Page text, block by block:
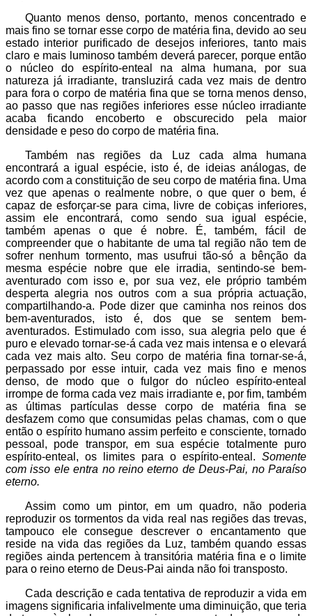
Quanto menos denso, portanto, menos concentrado e
mais fino se tornar esse corpo de matéria fina, devido ao seu
estado interior purificado de desejos inferiores, tanto mais
claro e mais luminoso também deverá parecer, porque então
o núcleo do espírito-enteal na alma humana, por sua
natureza já irradiante, transluzirá cada vez mais de dentro
para fora o corpo de matéria fina que se torna menos denso,
ao passo que nas regiões inferiores esse núcleo irradiante
acaba ficando encoberto e obscurecido pela maior
densidade e peso do corpo de matéria fina.
Também nas regiões da Luz cada alma humana
encontrará a igual espécie, isto é, de ideias análogas, de
acordo com a constituição de seu corpo de matéria fina. Uma
vez que apenas o realmente nobre, o que quer o bem, é
capaz de esforçar-se para cima, livre de cobiças inferiores,
assim ele encontrará, como sendo sua igual espécie,
também apenas o que é nobre. É, também, fácil de
compreender que o habitante de uma tal região não tem de
sofrer nenhum tormento, mas usufrui tão-só a bênção da
mesma espécie nobre que ele irradia, sentindo-se bem-
aventurado com isso e, por sua vez, ele próprio também
desperta alegria nos outros com a sua própria actuação,
compartilhando-a. Pode dizer que caminha nos reinos dos
bem-aventurados, isto é, dos que se sentem bem-
aventurados. Estimulado com isso, sua alegria pelo que é
puro e elevado tornar-se-á cada vez mais intensa e o elevará
cada vez mais alto. Seu corpo de matéria fina tornar-se-á,
perpassado por esse intuir, cada vez mais fino e menos
denso, de modo que o fulgor do núcleo espírito-enteal
irrompe de forma cada vez mais irradiante e, por fim, também
as últimas partículas desse corpo de matéria fina se
desfazem como que consumidas pelas chamas, com o que
então o espírito humano assim perfeito e consciente, tornado
pessoal, pode transpor, em sua espécie totalmente puro
espírito-enteal, os limites para o espírito-enteal. Somente
com isso ele entra no reino eterno de Deus-Pai, no Paraíso
eterno.
Assim como um pintor, em um quadro, não poderia
reproduzir os tormentos da vida real nas regiões das trevas,
tampouco ele consegue descrever o encantamento que
reside na vida das regiões da Luz, também quando essas
regiões ainda pertencem à transitória matéria fina e o limite
para o reino eterno de Deus-Pai ainda não foi transposto.
Cada descrição e cada tentativa de reproduzir a vida em
imagens significaria infalivelmente uma diminuição, que teria